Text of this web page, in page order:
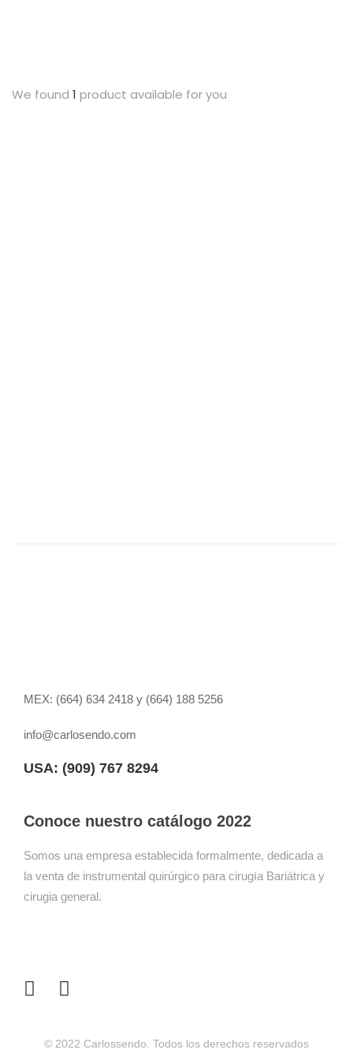
We found 1 product available for you
MEX: (664) 634 2418 y (664) 188 5256
info@carlosendo.com
USA: (909) 767 8294
Conoce nuestro catálogo 2022
Somos una empresa establecida formalmente, dedicada a
la venta de instrumental quirúrgico para cirugía Bariátrica y
cirugia general.
© 2022 Carlossendo. Todos los derechos reservados